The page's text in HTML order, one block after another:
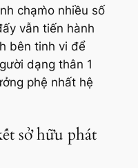
chạm̀o nhiều số
vẫn tiến hành
bên tinh vi để
dạng thân 1
phệ nhất hệ
sở hữu phát